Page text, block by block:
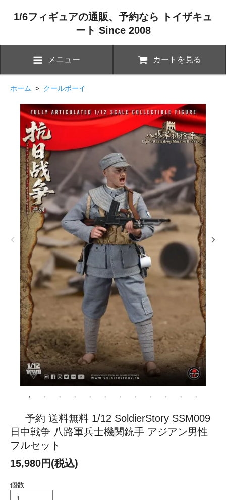
1/6フィギュアの通販、予約なら トイザキュ
ート Since 2008
メニュー カートを見る
ホーム > クールボーイ
予約 送料無料 1/12 SoldierStory SSM009
日中戦争 八路軍兵士機関銃手 アジアン男性
フルセット
15,980円(税込)
個数